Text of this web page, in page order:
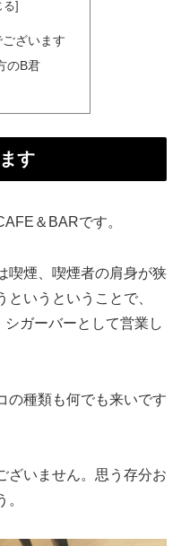
ざいます
のB君
す
＆BARです。
喫煙、喫煙者の肩身が狭
いうということで、
ガーバーとして営業し
の種類も何でも来いです
ざいません。思う存分お